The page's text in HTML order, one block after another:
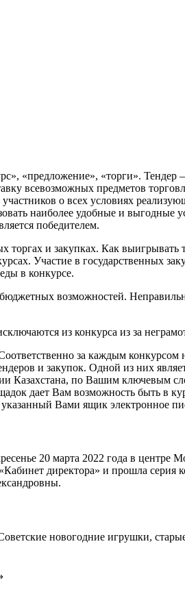
«предложение», «торги».
всевозможных предметов
о всех условиях
наиболее удобные и выгодные
победителем.
и закупках. Как
Участие в государственных
в конкурсе.
возможностей.
из конкурса из за
за каждым
и закупок. Одной из них
Казахстана, по Вашим ключевым
дает Вам возможность быть в
Вами ящик электронное
20 марта 2022 года в центре
директора» и прошла
новогодние игрушки,